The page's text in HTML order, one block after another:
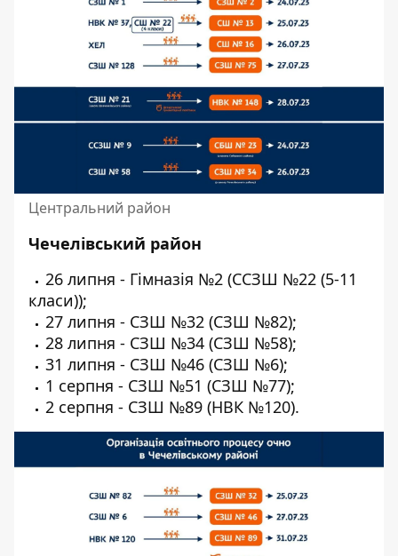
Центральний район
Чечелівський район
26 липня - Гімназія №2 (ССЗШ №22 (5-11
класи));
27 липня - СЗШ №32 (СЗШ №82);
28 липня - СЗШ №34 (СЗШ №58);
31 липня - СЗШ №46 (СЗШ №6);
1 серпня - СЗШ №51 (СЗШ №77);
2 серпня - СЗШ №89 (НВК №120).